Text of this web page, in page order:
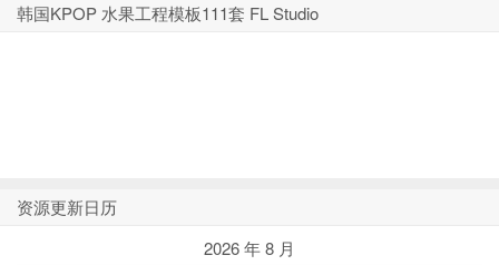
韩国KPOP 水果工程模板111套 FL Studio
资源更新日历
2026 年 8 月